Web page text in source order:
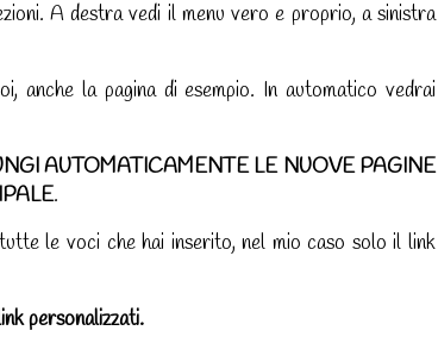
A destra vedi il menu vero e proprio, a sinistra
anche la pagina di esempio. In automatico vedrai
AUTOMATICAMENTE LE NUOVE PAGINE
.
le voci che hai inserito, nel mio caso solo il link
personalizzati.